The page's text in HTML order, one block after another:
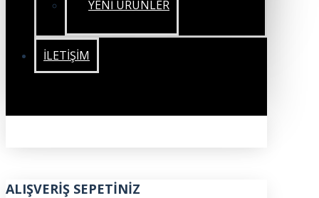
YENİ ÜRÜNLER
İLETIŞIM
ALIŞVERIŞ SEPETINIZ